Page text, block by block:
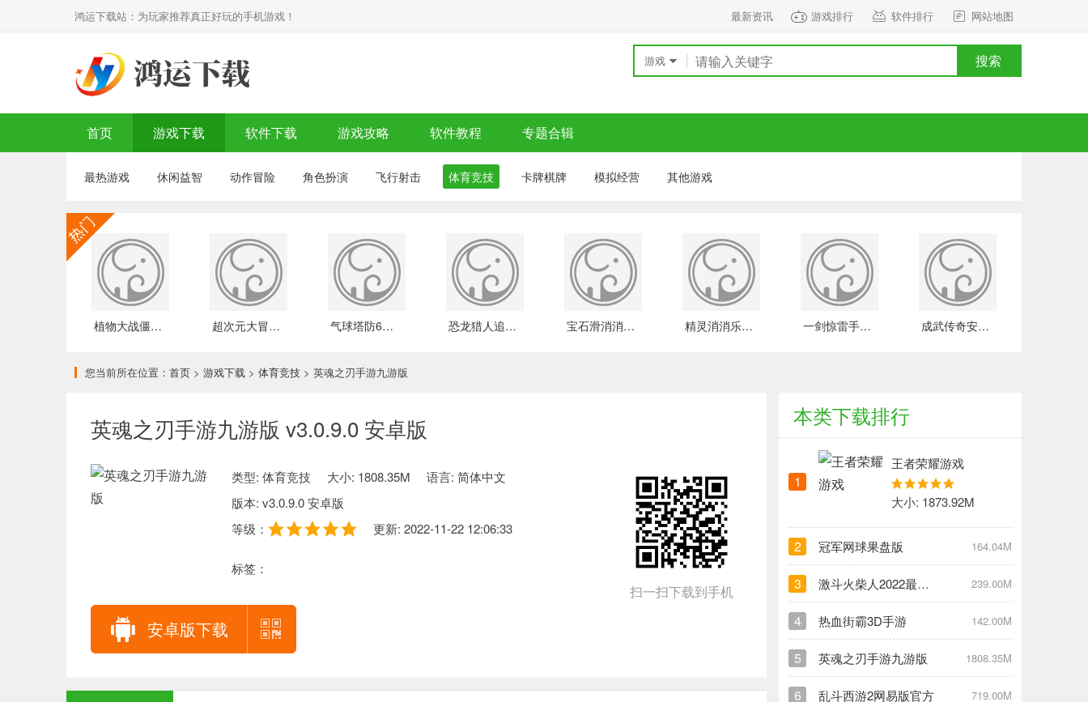
鸿运下载站：为玩家推荐真正好玩的手机游戏！ 最新资讯 游戏排行 软件排行 网站地图
游戏 搜索
首页 游戏下载 软件下载 游戏攻略 软件教程 专题合辑
最热游戏 休闲益智 动作冒险 角色扮演 飞行射击 体育竞技 卡牌棋牌 模拟经营 其他游戏
植物大战僵尸2摩登世界2023下载 超次元大冒险死神归来手游下载 气球塔防6下载 恐龙猎人追逐游戏下载 宝石滑消消红包版下载 精灵消消乐2023版下载 一剑惊雷手机版 成武传奇安卓版
您当前所在位置： 首页 > 游戏下载 > 体育竞技 > 英魂之刃手游九游版
英魂之刃手游九游版 v3.0.9.0 安卓版
类型: 体育竞技 大小: 1808.35M
语言: 简体中文
版本: v3.0.9.0 安卓版
等级：
更新: 2022-11-22 12:06:33
标签：
安卓版下载
扫一扫下载到手机
本类下载排行
1
王者荣耀游戏
大小: 1873.92M
2 冠军网球果盘版 164.04M
3 激斗火柴人2022最新版 239.00M
4 热血街霸3D手游 142.00M
5 英魂之刃手游九游版 1808.35M
6 乱斗西游2网易版官方 719.00M